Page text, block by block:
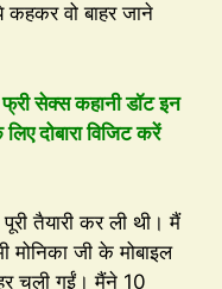
वो बाहर जाने
फ्री सेक्स कहानी डॉट इन
दोबारा विजिट करें
तैयारी कर ली थी। मैं
जी के मोबाइल
चली गईं। मैंने 10